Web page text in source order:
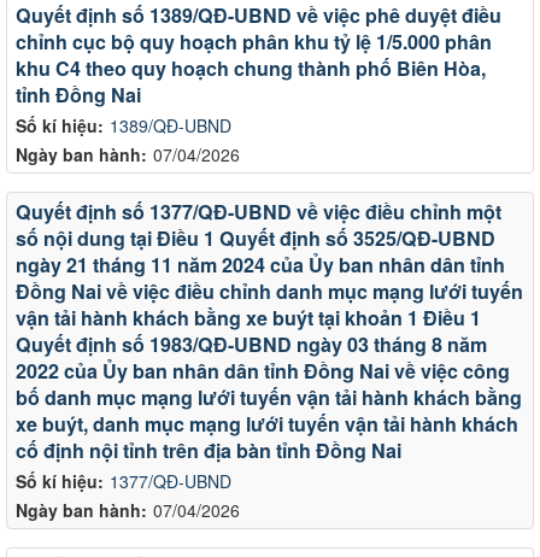
Số kí hiệu: 1389/QĐ-UBND
Ngày ban hành: 07/04/2026
Quyết định số 1389/QĐ-UBND về việc phê duyệt điều
chỉnh cục bộ quy hoạch phân khu tỷ lệ 1/5.000 phân
khu C4 theo quy hoạch chung thành phố Biên Hòa,
tỉnh Đồng Nai
Số kí hiệu: 1377/QĐ-UBND
Ngày ban hành: 07/04/2026
Quyết định số 1377/QĐ-UBND về việc điều chỉnh một
số nội dung tại Điều 1 Quyết định số 3525/QĐ-UBND
ngày 21 tháng 11 năm 2024 của Ủy ban nhân dân tỉnh
Đồng Nai về việc điều chỉnh danh mục mạng lưới tuyến
vận tải hành khách bằng xe buýt tại khoản 1 Điều 1
Quyết định số 1983/QĐ-UBND ngày 03 tháng 8 năm
2022 của Ủy ban nhân dân tỉnh Đồng Nai về việc công
bố danh mục mạng lưới tuyến vận tải hành khách bằng
xe buýt, danh mục mạng lưới tuyến vận tải hành khách
cố định nội tỉnh trên địa bàn tỉnh Đồng Nai